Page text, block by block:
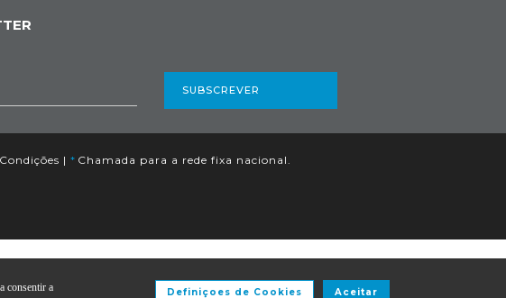
SUBSCREVER
| * Chamada para a rede fixa nacional.
consentir a
Aceitar
Definiçoes de Cookies